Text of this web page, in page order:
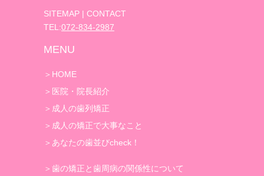
SITEMAP | CONTACT
TEL:072-834-2987
MENU
＞ HOME
＞ 医院・院長紹介
＞ 成人の歯列矯正
＞ 成人の矯正で大事なこと
＞ あなたの歯並びcheck！
＞ 歯の矯正と歯周病の関係性について